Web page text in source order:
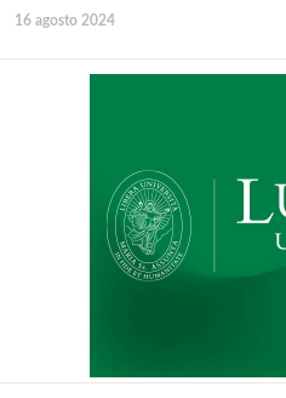
16 agosto 2024